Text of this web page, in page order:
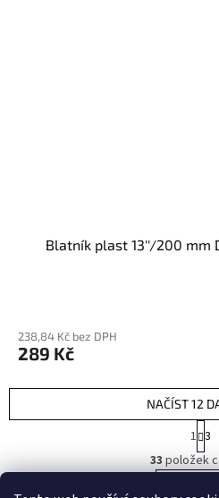
Blatník plast 13''/200 mm
238,84 Kč bez DPH
289 Kč
O
v
NAČÍST 12
S
t
r
á
1 3
33položek